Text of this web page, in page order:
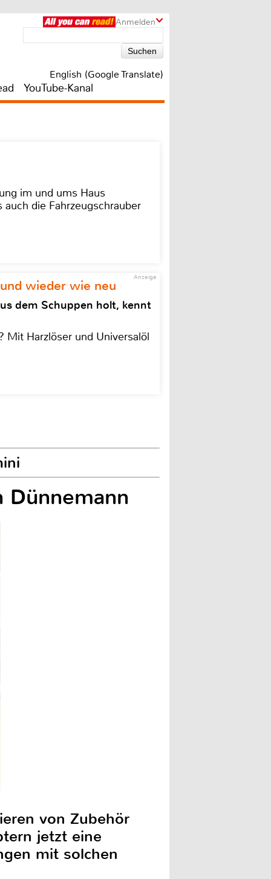
Anmelden
English (Google Translate)
YouTube-Kanal
im und ums Haus
die Fahrzeugschrauber
Anzeige
wieder wie neu
dem Schuppen holt, kennt
Mit Harzlöser und Universalöl
von Zubehör
jetzt eine
mit solchen